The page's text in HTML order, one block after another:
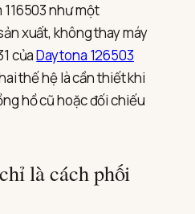
như một
xuất, không thay máy
củaDaytona 126503
thế hệ là cần thiết khi
hồ cũ hoặc đối chiếu
là cách phối